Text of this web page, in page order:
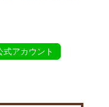
式アカウント